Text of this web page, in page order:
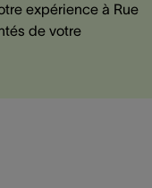
expérience à Rue
de votre